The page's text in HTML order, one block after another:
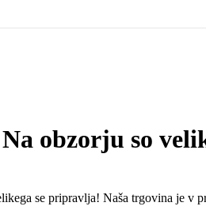
Na obzorju so
se pripravlja! Naša trgovina je v